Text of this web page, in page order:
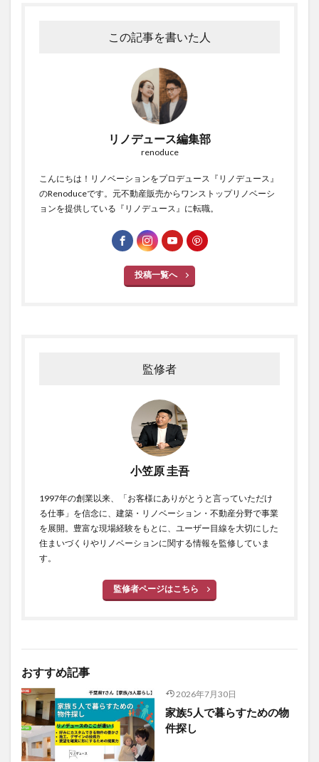
この記事を書いた人
リノデュース編集部
renoduce
こんにちは！リノベーションをプロデュース『リノデュース』
のRenoduceです。元不動産販売からワンストップリノベーシ
ョンを提供している『リノデュース』に転職。
投稿一覧へ
監修者
小笠原 圭吾
1997年の創業以来、「お客様にありがとうと言っていただけ
る仕事」を信念に、建築・リノベーション・不動産分野で事業
を展開。豊富な現場経験をもとに、ユーザー目線を大切にした
住まいづくりやリノベーションに関する情報を監修していま
す。
監修者ページはこちら
おすすめ記事
2026年7月30日
家族5人で暮らすための物
件探し